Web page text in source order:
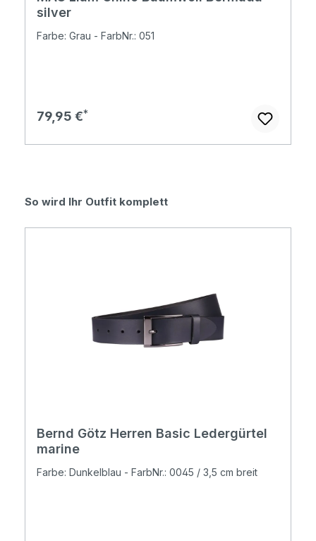
silver
Farbe: Grau - FarbNr.: 051
Regulärer Preis:
79,95 €
Produktgalerie überspringen
So wird Ihr Outfit komplett
Bernd Götz Herren Basic Ledergürtel
marine
Farbe: Dunkelblau - FarbNr.: 0045 / 3,5 cm breit